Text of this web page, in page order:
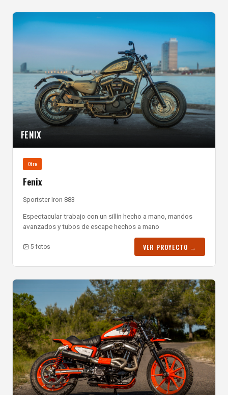
FENIX
Otro
Fenix
Sportster Iron 883
Espectacular trabajo con un sillín hecho a mano, mandos
avanzados y tubos de escape hechos a mano
5 fotos VER PROYECTO →